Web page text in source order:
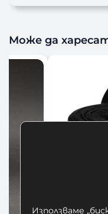
Може да
Използваме